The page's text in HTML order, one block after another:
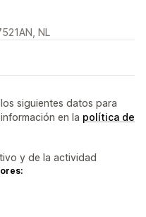
NL
siguientes datos para
en la política de
y de la actividad